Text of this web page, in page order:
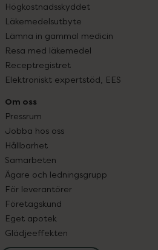
Högkostnadsskyddet
Läkemedelsutbyte
Lämna in gammal medicin
Resa med läkemedel
Receptregistret
Elektroniskt expertstöd, EES
Om oss
Pressrum
Jobba hos oss
Hållbarhet
Samarbeten
Ägare och ledningsgrupp
För leverantörer
Företagskund
Eget apotek
Glädjeeffekten